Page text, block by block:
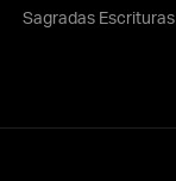
Sagradas Escrituras